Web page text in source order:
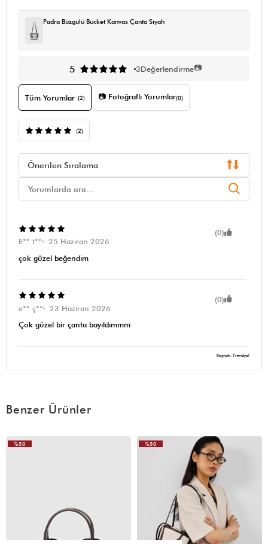
Padra Büzgülü Bucket Kanvas Çanta Siyah
5 3Değerlendirme📷
Tüm Yorumlar (2) 📷 Fotoğraflı Yorumlar(0)
(2)
Önerilen Sıralama
(0)
E** t**
25 Haziran 2026
çok güzel beğendim
(0)
e** ç**
23 Haziran 2026
Çok güzel bir çanta bayıldımmm
Kaynak: Trendyol
Benzer Ürünler
%50 %50